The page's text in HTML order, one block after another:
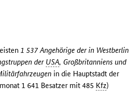
1 537 Angehörige der in Westberlin
der USA, Großbritanniens und
in die Hauptstadt der
1 641 Besatzer mit 485 Kfz)